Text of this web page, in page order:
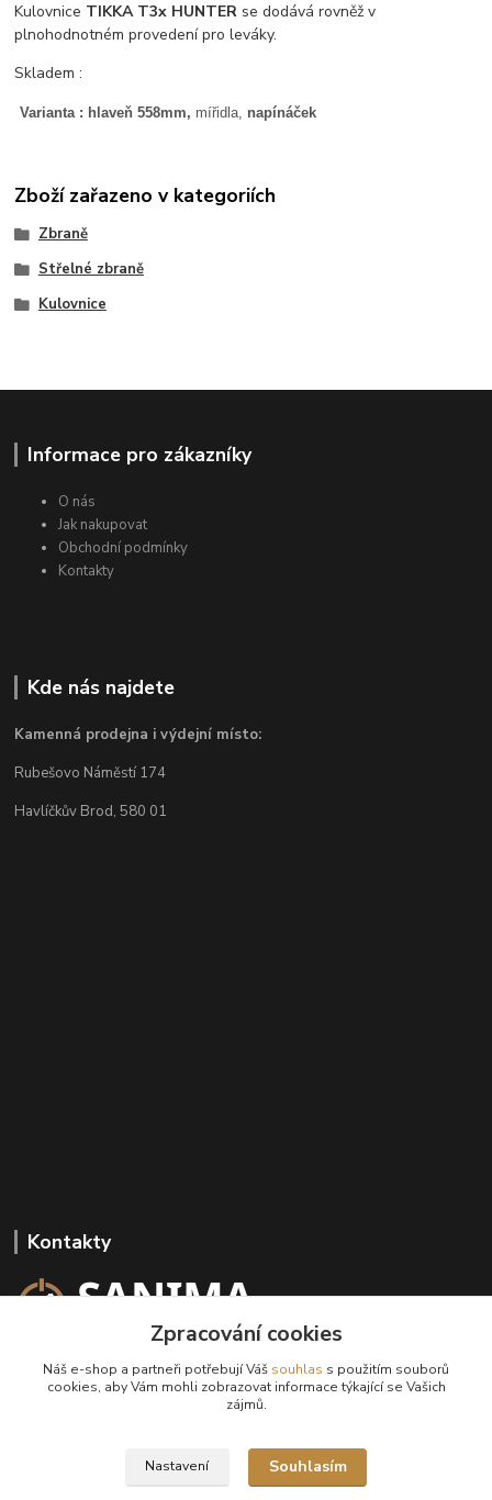
Kulovnice TIKKA T3x HUNTER se dodává rovněž v
plnohodnotném provedení pro leváky.
Skladem :
Varianta : hlaveň 558mm, mířidla, napínáček
Zboží zařazeno v kategoriích
Zbraně
Střelné zbraně
Kulovnice
Informace pro zákazníky
O nás
Jak nakupovat
Obchodní podmínky
Kontakty
Kde nás najdete
Kamenná prodejna i výdejní místo:
Rubešovo Náměstí 174
Havlíčkův Brod, 580 01
Kontakty
+420 602 647 136
(Po-Pá, 9-18 hod.)
Zpracování cookies
Náš e-shop a partneři potřebují Váš souhlas s použitím souborů
cookies, aby Vám mohli zobrazovat informace týkající se Vašich
zájmů.
Nastavení Souhlasím